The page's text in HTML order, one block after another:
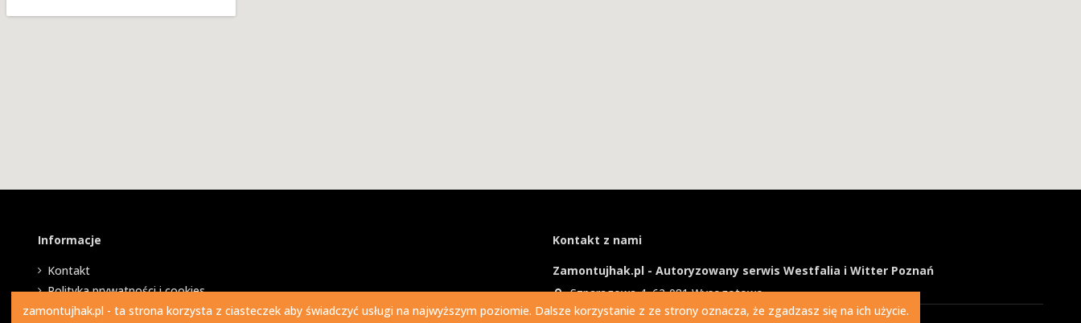
Informacje
Kontakt
Polityka prywatności i cookies
Kontakt z nami
Zamontujhak.pl - Autoryzowany serwis Westfalia i Witter Poznań
Szparagowa 4, 62-081 Wysogotowo
730 037 037
zamontujhak.pl - ta strona korzysta z ciasteczek aby świadczyć usługi na najwyższym poziomie. Dalsze korzystanie z ze strony oznacza, że zgadzasz się na ich użycie.